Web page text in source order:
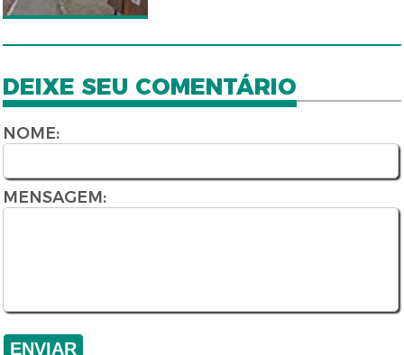
DEIXE SEU COMENTÁRIO
NOME:
MENSAGEM: